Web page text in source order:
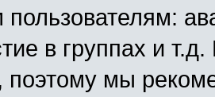
в группах и
поэтому мы